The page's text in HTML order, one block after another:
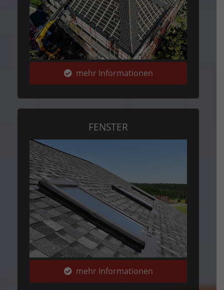
mehr Informationen
FENSTER
mehr Informationen